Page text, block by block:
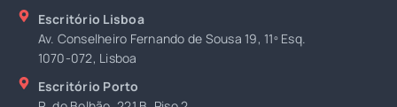
Escritório Lisboa
Av. Conselheiro Fernando de Sousa 19, 11º Esq.
1070-072, Lisboa
Escritório Porto